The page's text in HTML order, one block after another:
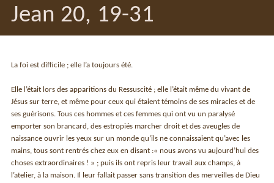
Jean 20, 19-31
La foi est difficile ; elle l’a toujours été.
Elle l’était lors des apparitions du Ressuscité ; elle l’était même du vivant de
Jésus sur terre, et même pour ceux qui étaient témoins de ses miracles et de
ses guérisons. Tous ces hommes et ces femmes qui ont vu un paralysé
emporter son brancard, des estropiés marcher droit et des aveugles de
naissance ouvrir les yeux sur un monde qu’ils ne connaissaient qu’avec les
mains, tous sont rentrés chez eux en disant :« nous avons vu aujour­d’hui des
choses extraordinaires ! » ; puis ils ont repris leur travail aux champs, à
l’atelier, à la maison. Il leur fallait passer sans transition des merveilles de Dieu